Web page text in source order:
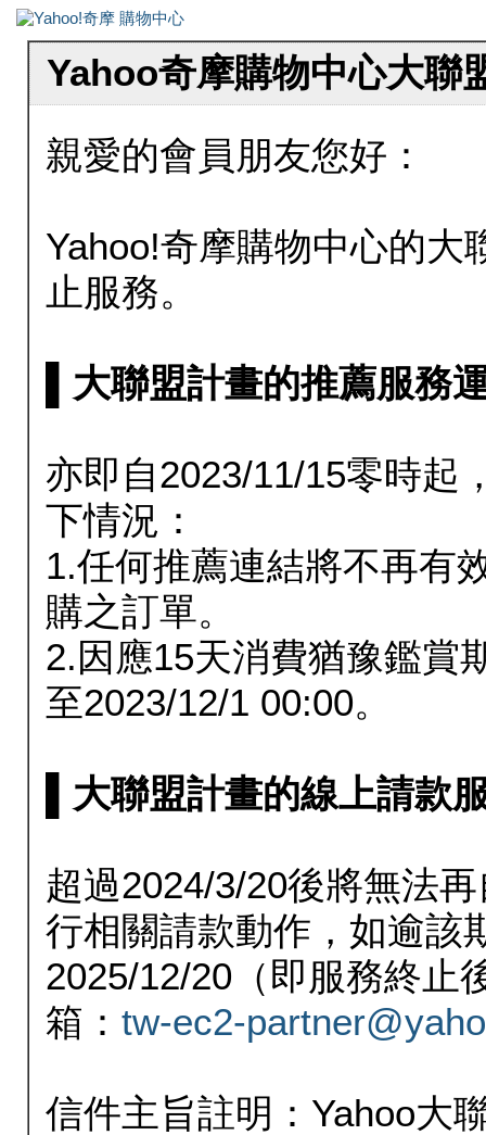
Yahoo奇摩購物中心大聯
親愛的會員朋友您好：
Yahoo!奇摩購物中心的大
止服務。
▌大聯盟計畫的推薦服務
亦即自2023/11/15零時起
下情況：
1.任何推薦連結將不再有
購之訂單。
2.因應15天消費猶豫鑑賞
至2023/12/1 00:00。
▌大聯盟計畫的線上請款
超過2024/3/20後將無法
行相關請款動作，如逾該
2025/12/20（即服務終止
箱： tw-ec2-
信件主旨註明：Yahoo大